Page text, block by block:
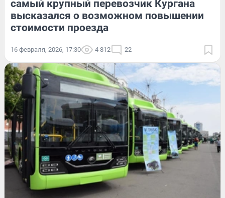
самый крупный перевозчик Кургана
высказался о возможном повышении
стоимости проезда
16 февраля, 2026, 17:30 4 812 22